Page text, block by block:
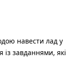
навести лад у
із завданнями, які